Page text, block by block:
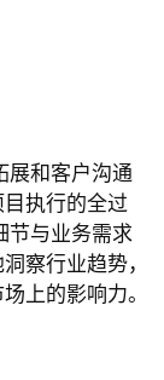
展和客户沟通
执行的全过
节与业务需求
察行业趋势，
上的影响力。